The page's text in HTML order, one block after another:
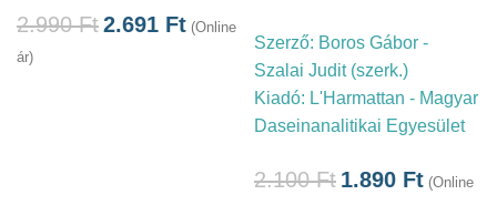
2.990Ft2.691 Ft (Online
ár)
Szerző: Boros Gábor -
Szalai Judit (szerk.)
Kiadó: L'Harmattan - Magyar
Daseinanalitikai Egyesület
2.100Ft 1.890 Ft (Online